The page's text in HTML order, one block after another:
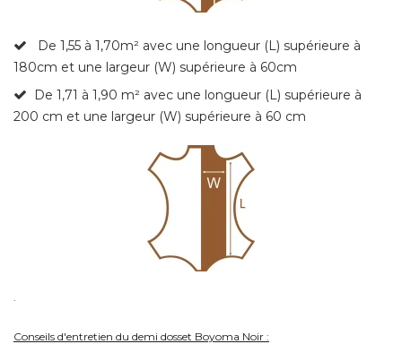
De 1,55 à 1,70m² avec une longueur (L) supérieure à
180cm et une largeur (W) supérieure à 60cm
De 1,71 à 1,90 m² avec une longueur (L) supérieure à
200 cm et une largeur (W) supérieure à 60 cm
.
Conseils d'entretien du demi dosset Boyoma Noir :